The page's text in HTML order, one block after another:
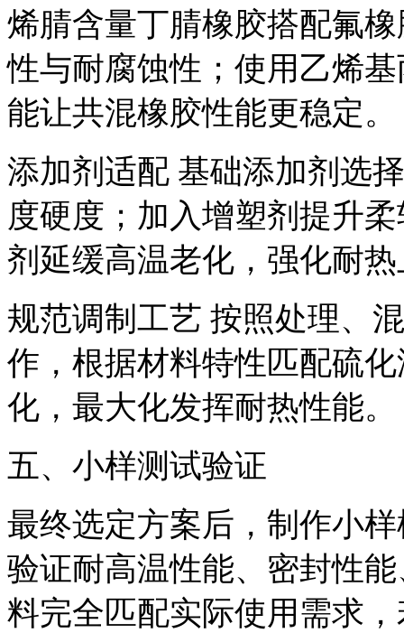
烯腈含量丁腈橡胶搭配氟
性与耐腐蚀性；使用乙烯
能让共混橡胶性能更稳定。
添加剂适配 基础添加剂选
度硬度；加入增塑剂提升
剂延缓高温老化，强化耐
规范调制工艺 按照处理、
作，根据材料特性匹配硫
化，最大化发挥耐热性能。
五、小样测试验证
最终选定方案后，制作小
验证耐高温性能、密封性
料完全匹配实际使用需求